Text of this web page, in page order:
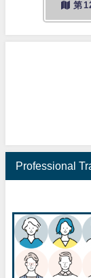
第
Professional